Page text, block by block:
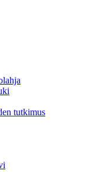
tutkimus